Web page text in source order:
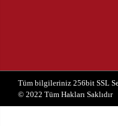
Tüm bilgileriniz 256bit SSL
© 2022Tüm Hakları Saklıdır